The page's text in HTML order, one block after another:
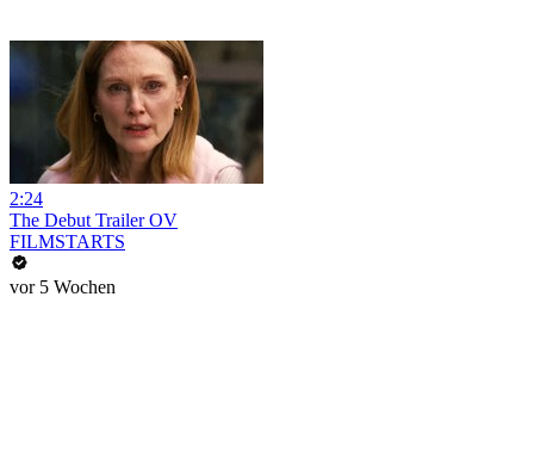
2:24
The Debut Trailer OV
FILMSTARTS
vor 5 Wochen